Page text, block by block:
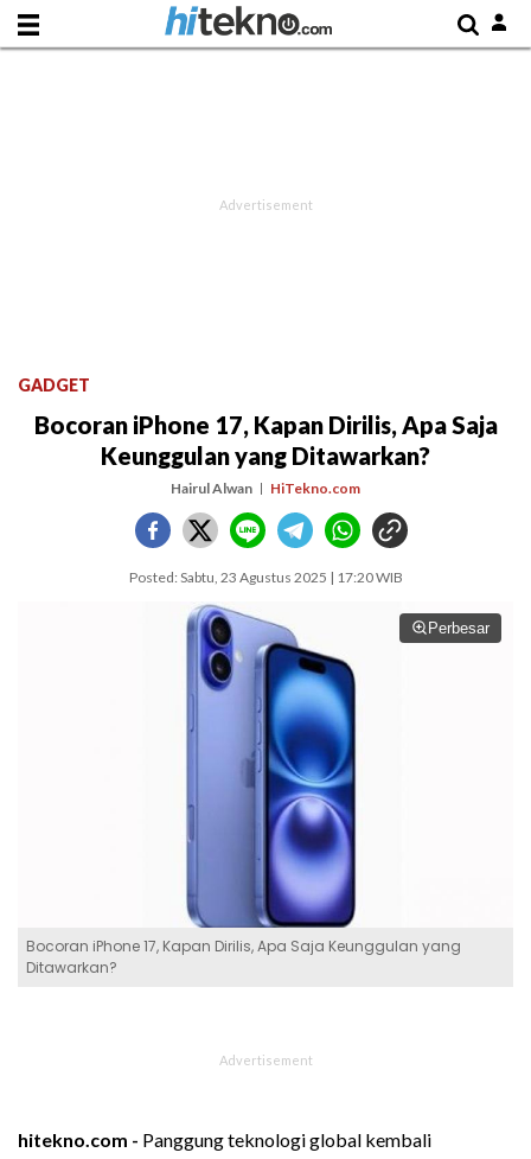
GADGET
Bocoran iPhone 17, Kapan Dirilis, Apa Saja
Keunggulan yang Ditawarkan?
Hairul Alwan HiTekno.com
Posted: Sabtu, 23 Agustus 2025 | 17:20 WIB
Perbesar
Bocoran iPhone 17, Kapan Dirilis, Apa Saja Keunggulan yang
Ditawarkan?
hitekno.com - Panggung teknologi global kembali